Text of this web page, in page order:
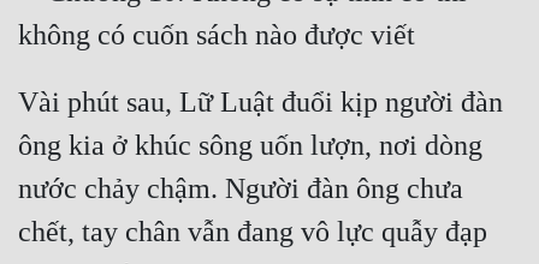
Truyện ngắn
Cung Đấu
Cạnh Kỹ
Cổ Tiên Hiệp
Vài phút sau, Lữ Luật đuổi kịp người đàn
ông kia ở khúc sông uốn lượn, nơi dòng
nước chảy chậm. Người đàn ông chưa
chết, tay chân vẫn đang vô lực quẫy đạp